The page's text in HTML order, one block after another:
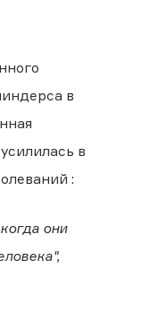
в
в
:
они